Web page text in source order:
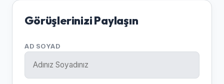
Görüşlerinizi Paylaşın
AD SOYAD